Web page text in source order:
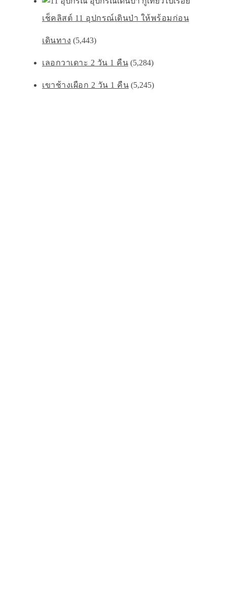
เช็คลิสต์ 11 อุปกรณ์เดินป่า ให้พร้อมก่อน
เดินทาง (5,443)
เลอกวาเดาะ 2 วัน 1 คืน (5,284)
เขาช้างเผือก 2 วัน 1 คืน (5,245)